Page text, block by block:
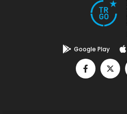
Google Play